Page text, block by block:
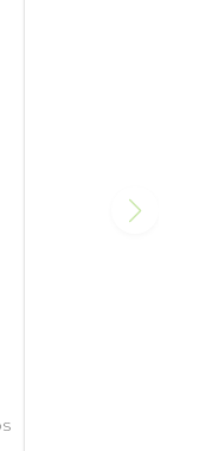
Sumário e veja